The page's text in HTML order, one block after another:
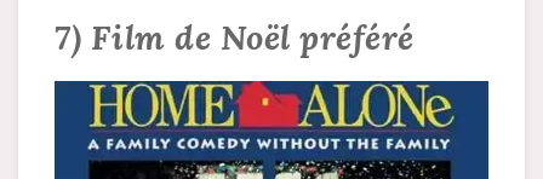
7) Film de Noël préféré